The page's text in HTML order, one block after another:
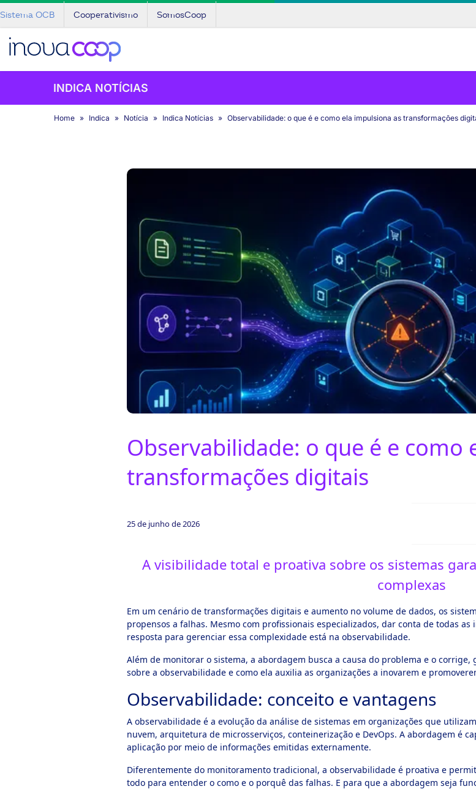
Sistema OCB Cooperativismo SomosCoop
INDICA NOTÍCIAS
Home Indica Notícia Indica Notícias Observabilidade: o que é e como ela impulsiona as transformações
Observabilidade: o que é e como
transformações digitais
25 de junho de 2026
A visibilidade total e proativa sobre os sistemas
complexas
Em um cenário de transformações digitais e aumento no volume de dados, os
propensos a falhas. Mesmo com profissionais especializados, dar conta de todas
resposta para gerenciar essa complexidade está na observabilidade.
Além de monitorar o sistema, a abordagem busca a causa do problema e o
sobre a observabilidade e como ela auxilia as organizações a inovarem e
Observabilidade: conceito e vantagens
A observabilidade é a evolução da análise de sistemas em organizações que utilizam
nuvem, arquitetura de microsserviços, conteinerização e DevOps. A abordagem é
aplicação por meio de informações emitidas externamente.
Diferentemente do monitoramento tradicional, a observabilidade é proativa e
todo para entender o como e o porquê das falhas. E para que a abordagem seja